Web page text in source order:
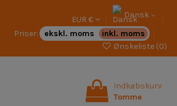
EUR €
Dansk
Priser:
ekskl. moms
inkl. moms
Ønskeliste (0)
Indkøbskurv
Tomme